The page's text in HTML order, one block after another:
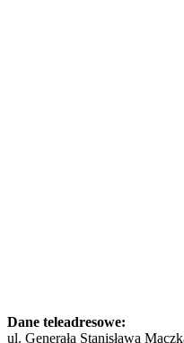
Dane teleadresowe:
ul. Generała Stanisława